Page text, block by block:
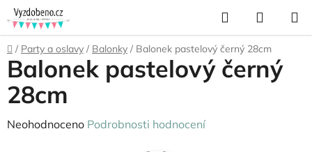
Přejít
na
obsah
Hledat
KOŠÍK
Domů
/ Party a oslavy / Balonky / Balonek pastelový černý 28cm
Balonek pastelový černý
28cm
Průměrné
Neohodnoceno Podrobnosti hodnocení